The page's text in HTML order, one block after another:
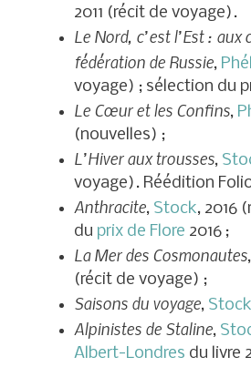
2011 (récit de voyage).
Le Nord, c’est l’Est : aux
fédération de Russie,
voyage) ; sélection du
Le Cœur et les Confins,
(nouvelles) ;
L’Hiver aux trousses,
voyage). Réédition
Anthracite, Stock, 2016
du prix de Flore 2016 ;
La Mer des Cosmonautes,
(récit de voyage) ;
Saisons du voyage, Stock
Alpinistes de Staline,
Albert-Londres du livre